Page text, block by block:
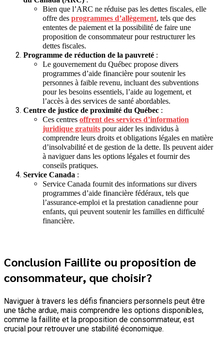
Bien que l’ARC ne réduise pas les dettes fiscales, elle
offre des programmes d’allègement, tels que des
ententes de paiement et la possibilité de faire une
proposition de consommateur pour restructurer les
dettes fiscales.
Programme de réduction de la pauvreté :
Le gouvernement du Québec propose divers
programmes d’aide financière pour soutenir les
personnes à faible revenu, incluant des subventions
pour les besoins essentiels, l’aide au logement, et
l’accès à des services de santé abordables.
Centre de justice de proximité du Québec :
Ces centres offrent des services d’information
juridique gratuits pour aider les individus à
comprendre leurs droits et obligations légales en matière
d’insolvabilité et de gestion de la dette. Ils peuvent aider
à naviguer dans les options légales et fournir des
conseils pratiques.
Service Canada :
Service Canada fournit des informations sur divers
programmes d’aide financière fédéraux, tels que
l’assurance-emploi et la prestation canadienne pour
enfants, qui peuvent soutenir les familles en difficulté
financière.
Conclusion Faillite ou proposition de
consommateur, que choisir?
Naviguer à travers les défis financiers personnels peut être
une tâche ardue, mais comprendre les options disponibles,
comme la faillite et la proposition de consommateur, est
crucial pour retrouver une stabilité économique.